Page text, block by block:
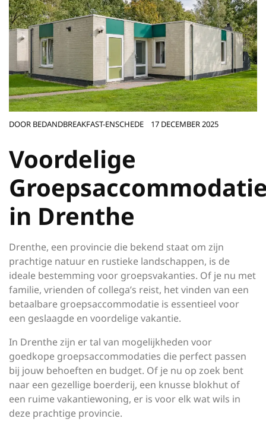
DOOR BEDANDBREAKFAST-ENSCHEDE 17 DECEMBER 2025
Voordelige
in Drenthe
Drenthe, een provincie die bekend staat om zijn
prachtige natuur en rustieke landschappen, is de
ideale bestemming voor groepsvakanties. Of je nu met
familie, vrienden of collega’s reist, het vinden van een
betaalbare groepsaccommodatie is essentieel voor
een geslaagde en voordelige vakantie.
In Drenthe zijn er tal van mogelijkheden voor
goedkope groepsaccommodaties die perfect passen
bij jouw behoeften en budget. Of je nu op zoek bent
naar een gezellige boerderij, een knusse blokhut of
een ruime vakantiewoning, er is voor elk wat wils in
deze prachtige provincie.